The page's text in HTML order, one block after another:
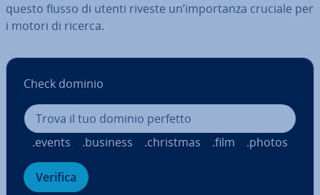
questo flusso di utenti riveste un’im­por­tan­za cruciale per
i motori di ricerca.
Check dominio
.events .business .christmas .film .photos
Verifica